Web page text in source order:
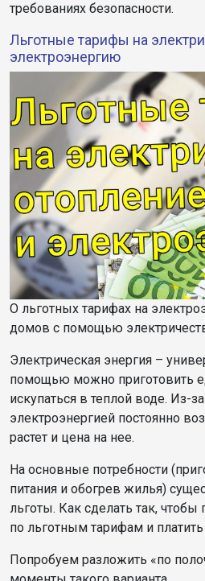
требованиях безопасности.
Льготные тарифы на
электроэнергию
О льготных тарифах на
домов с помощью
Электрическая энергия –
помощью можно приготовить
искупаться в теплой воде. Из-
электроэнергией постоянно
растет и цена на нее.
На основные потребности
питания и обогрев жилья)
льготы. Как сделать так, чтобы
по льготным тарифам и
Попробуем разложить «по